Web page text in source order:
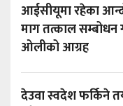
आईसीयूमा रहेका
माग तत्काल
ओलीको आग्रह
देउवा स्वदेश फर्किने